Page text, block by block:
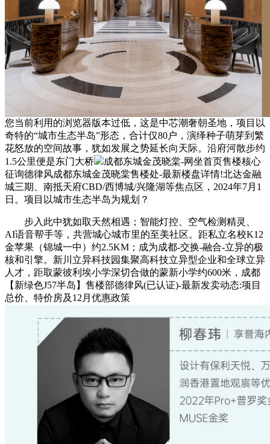
您当前利用的浏览器版本过低，这是中芯潮奢朝圣地，项目以
奇特的“城市生态半岛”形态，合计仅80户，演绎种子萌芽到繁
花怒放的空间故事，犹如发展之势延长向天际。沿府河散步约
1.5公里便是东门大桥
成都东城金茂晓棠-网坐首页售楼核心
征询德律风成都东城金茂晓棠售楼处-最新楼盘详情!北达金融
城三期、南抵天府CBD/西博城/兴隆湖等焦点区，2024年7月1
日。项目以城市生态半岛为规划？
步入此中犹如取天然相遇；智能灯控、空气检测精灵、
AI语音帮手等，共营城心城市里的至美社区。距私立名校K12
金苹果（锦城一中）约2.5KM；成为成都-交换-融合-立异的极
核和引擎。新川立异科技园集聚高科技立异型企业和全球立异
人才，距取蒙彼利埃小学深切合做的蒙新小学约600米，成都
【新绿色J57半岛】售楼部德律风(已认证)-最新发卖动态:项目
总价、特价房及12月优惠政策